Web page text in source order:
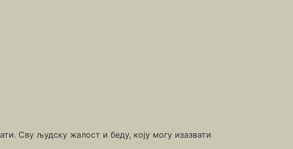
Сву људску жалост и беду, коју могу изазвати